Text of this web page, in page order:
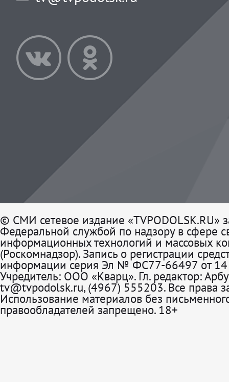
© СМИ сетевое издание «TVPODOLSK.RU»
Федеральной службой по надзору в сфере
информационных технологий и массовых
(Роскомнадзор). Запись о регистрации
информации серия Эл № ФС77-66497 от 14
Учредитель: ООО «Кварц». Гл. редактор:
tv@tvpodolsk.ru, (4967) 555203. Все права
Использование материалов без
правообладателей запрещено. 18+